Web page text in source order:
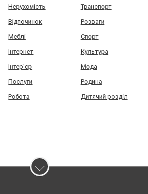
Нерухомість Транспорт
Відпочинок Розваги
Меблі Спорт
Інтернет Культура
Інтер'єр Мода
Послуги Родина
Робота Дитячий розділ